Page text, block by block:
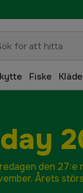
Fiske
den 27:e
Årets